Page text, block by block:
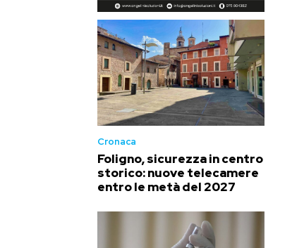
Cronaca
Foligno, sicurezza in centro
storico: nuove telecamere
entro le metà del 2027